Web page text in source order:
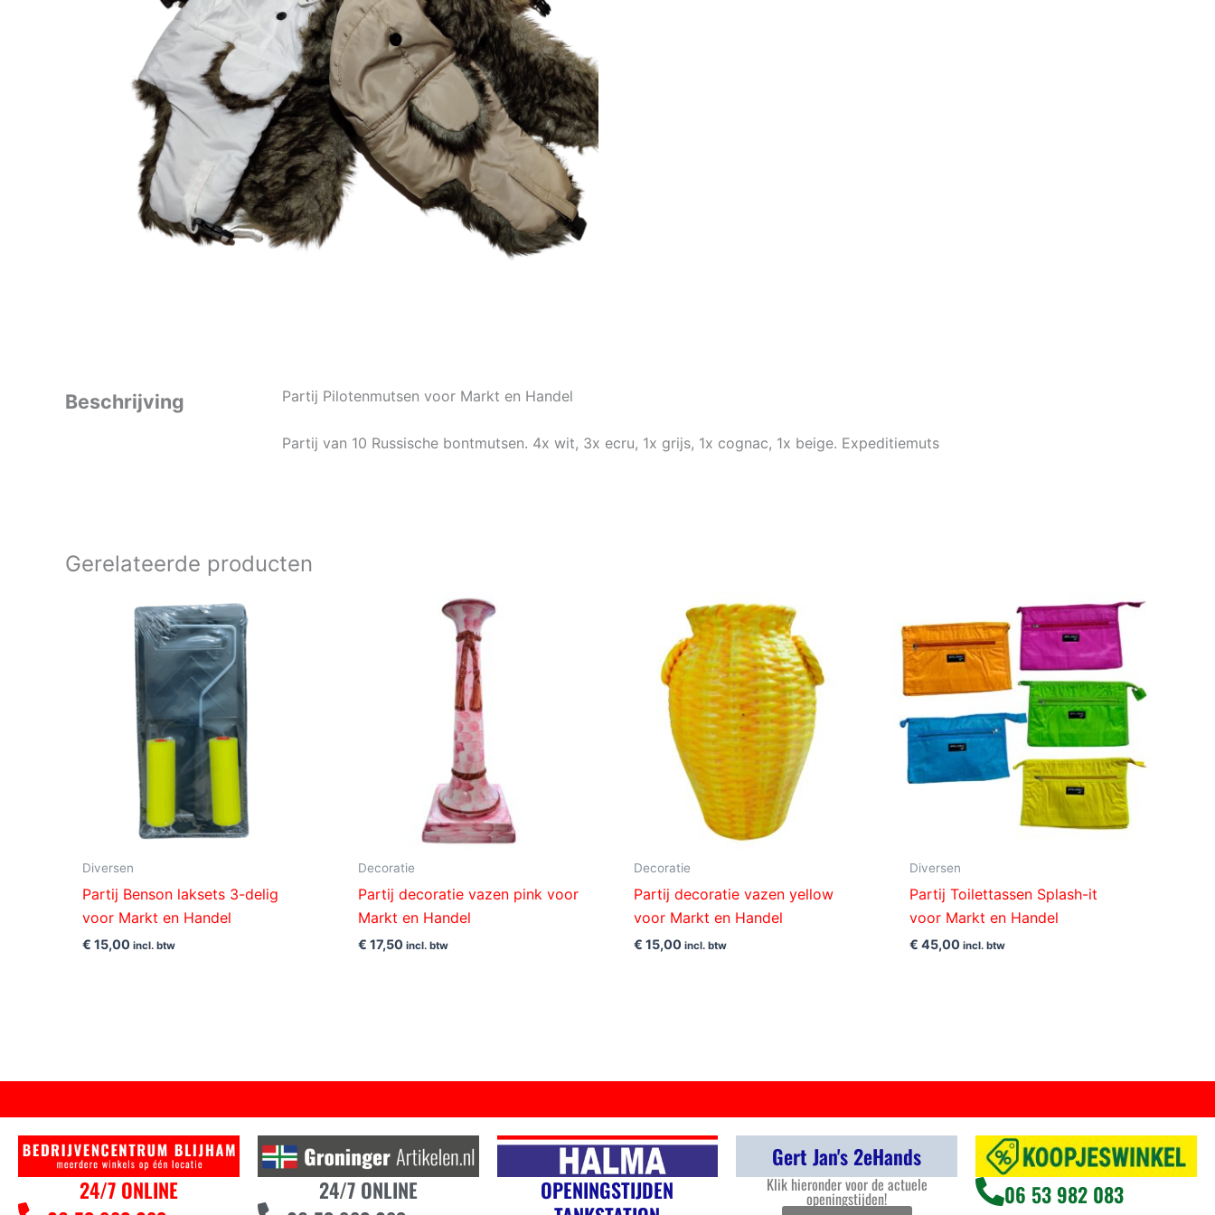
Beschrijving Partij Pilotenmutsen voor Markt en Handel
Partij van 10 Russische bontmutsen. 4x wit, 3x ecru, 1x grijs, 1x cognac, 1x beige. Expeditiemuts
Gerelateerde producten
Diversen
Partij Benson laksets 3-delig
voor Markt en Handel
€ 15,00 incl. btw
Decoratie
Partij decoratie vazen pink voor
Markt en Handel
€ 17,50 incl. btw
Decoratie
Partij decoratie vazen yellow
voor Markt en Handel
€ 15,00 incl. btw
Diversen
Partij Toilettassen Splash-it
voor Markt en Handel
€ 45,00 incl. btw
24/7 ONLINE
24/7 ONLINE
OPENINGSTIJDEN
Gert Jan's 2eHands
Klik hieronder voor de actuele
openingstijden! 06 53 982 083